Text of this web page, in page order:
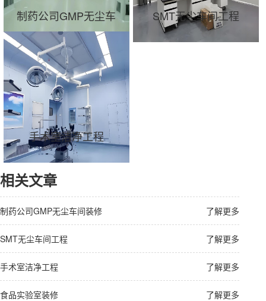
制药公司GMP无尘车
间装修
SMT无尘车间工程
手术室洁净工程
相关文章
了解更多
制药公司GMP无尘车间装修
了解更多
SMT无尘车间工程
了解更多
手术室洁净工程
了解更多
食品实验室装修